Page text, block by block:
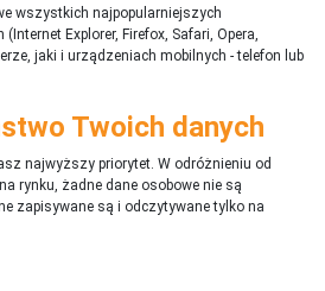
wszystkich najpopularniejszych
Explorer, Firefox, Safari, Opera,
jaki i urządzeniach mobilnych - telefon lub
Twoich danych
najwyższy priorytet. W odróżnieniu od
rynku, żadne dane osobowe nie są
zapisywane są i odczytywane tylko na